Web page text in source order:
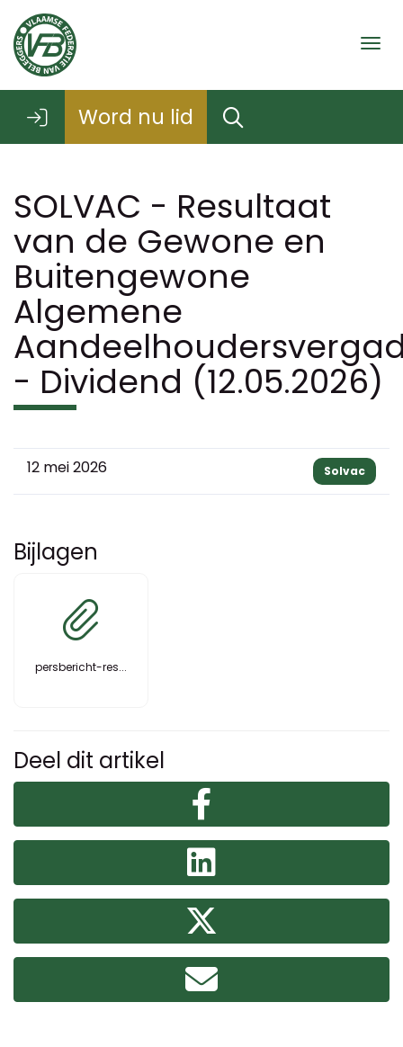
Word nu lid
SOLVAC - Resultaat
van de Gewone en
Buitengewone
Algemene
- Dividend (12.05.2026)
12 mei 2026 Solvac
Bijlagen
persbericht-res...
Deel dit artikel